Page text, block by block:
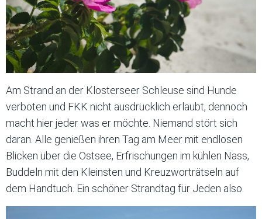
Am Strand an der Klosterseer Schleuse sind Hunde
verboten und FKK nicht ausdrücklich erlaubt, dennoch
macht hier jeder was er möchte. Niemand stört sich
daran. Alle genießen ihren Tag am Meer mit endlosen
Blicken über die Ostsee, Erfrischungen im kühlen Nass,
Buddeln mit den Kleinsten und Kreuzworträtseln auf
dem Handtuch. Ein schöner Strandtag für Jeden also.